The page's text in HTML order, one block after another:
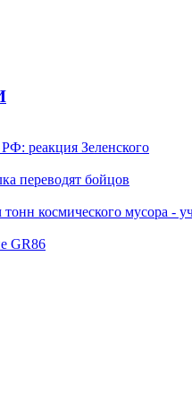
реакция Зеленского
переводят бойцов
космического мусора -
GR86